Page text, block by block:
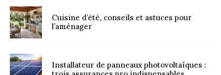
Cuisine d’été, conseils et astuces pour
l’aménager
Installateur de panneaux photovoltaïques :